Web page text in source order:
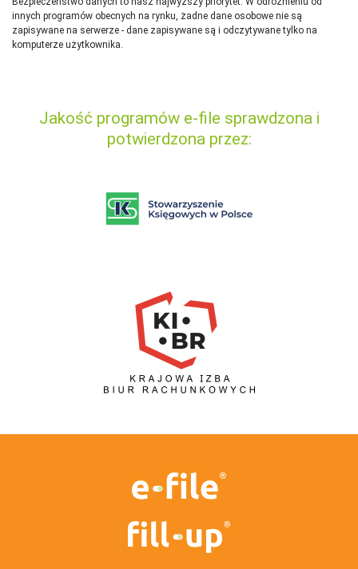
innych programów obecnych na rynku, żadne dane osobowe nie są
zapisywane na serwerze - dane zapisywane są i odczytywane tylko na
komputerze użytkownika.
Jakość programów e-file sprawdzona i
potwierdzona przez: